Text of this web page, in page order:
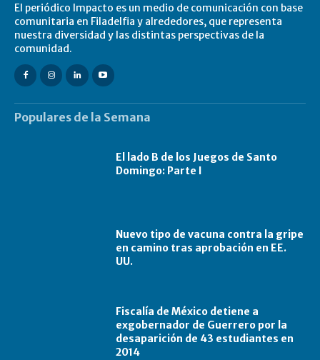
El periódico Impacto es un medio de comunicación con base
comunitaria en Filadelfia y alrededores, que representa
nuestra diversidad y las distintas perspectivas de la
comunidad.
Populares de la Semana
El lado B de los Juegos de Santo
Domingo: Parte I
Nuevo tipo de vacuna contra la gripe
en camino tras aprobación en EE.
UU.
Fiscalía de México detiene a
exgobernador de Guerrero por la
desaparición de 43 estudiantes en
2014